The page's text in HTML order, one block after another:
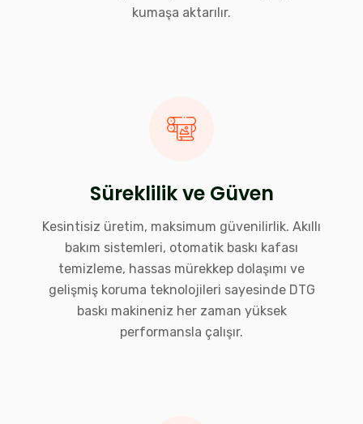
kumaşa aktarılır.
Süreklilik ve Güven
Kesintisiz üretim, maksimum güvenilirlik. Akıllı
bakım sistemleri, otomatik baskı kafası
temizleme, hassas mürekkep dolaşımı ve
gelişmiş koruma teknolojileri sayesinde DTG
baskı makineniz her zaman yüksek
performansla çalışır.